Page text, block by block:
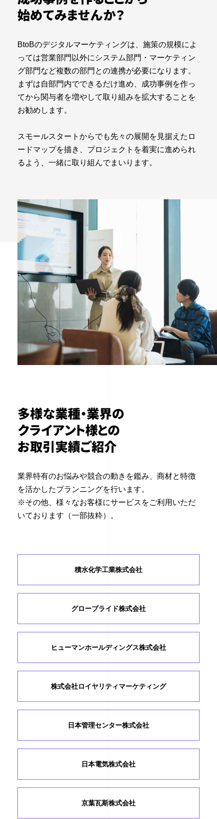
始めてみませんか？
BtoBのデジタルマーケティングは、施策の規模によ
っては営業部門以外にシステム部門・マーケティン
グ部門など複数の部門との連携が必要になります。
まずは自部門内でできるだけ進め、成功事例を作っ
てから関与者を増やして取り組みを拡大することを
お勧めします。
スモールスタートからでも先々の展開を見据えたロ
ードマップを描き、プロジェクトを着実に進められ
るよう、一緒に取り組んでまいります。
多様な業種・業界の
クライアント様との
お取引実績ご紹介
業界特有のお悩みや競合の動きを鑑み、商材と特徴
を活かしたプランニングを行います。
※その他、様々なお客様にサービスをご利用いただ
いております（一部抜粋）。
積水化学工業株式会社
グローブライド株式会社
ヒューマンホールディングス株式会社
株式会社ロイヤリティマーケティング
日本管理センター株式会社
日本電気株式会社
京葉瓦斯株式会社